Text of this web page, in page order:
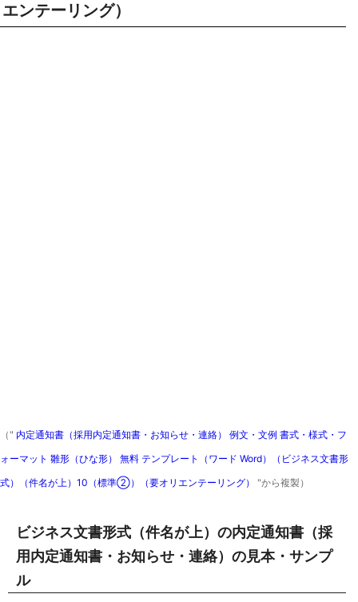
エンテーリング）
（" 内定通知書（採用内定通知書・お知らせ・連絡） 例文・文例 書式・様式・フ
ォーマット 雛形（ひな形） 無料 テンプレート（ワード Word）（ビジネス文書形
式）（件名が上）10（標準②）（要オリエンテーリング） "から複製）
ビジネス文書形式（件名が上）の内定通知書（採
用内定通知書・お知らせ・連絡）の見本・サンプ
ル